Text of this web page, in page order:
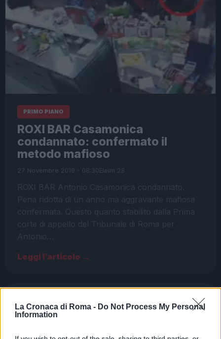
La Cronaca di Roma - Do Not Process My Personal
Information
PRIMO PIANO
ROXI BAR Casamonica
condannato: confermato il
metodo mafioso
27 Novembre 2019 - 08:30Eleim 28
ROXI BAR Antonio Casamonica condannato.
Pena ridotta di un anno ma aggravante mafiosa
confermata. Questo quanto stabilito dalla Prima
corte di appello del Tribunale di Roma per
Antonio…
Leggi l’articolo →